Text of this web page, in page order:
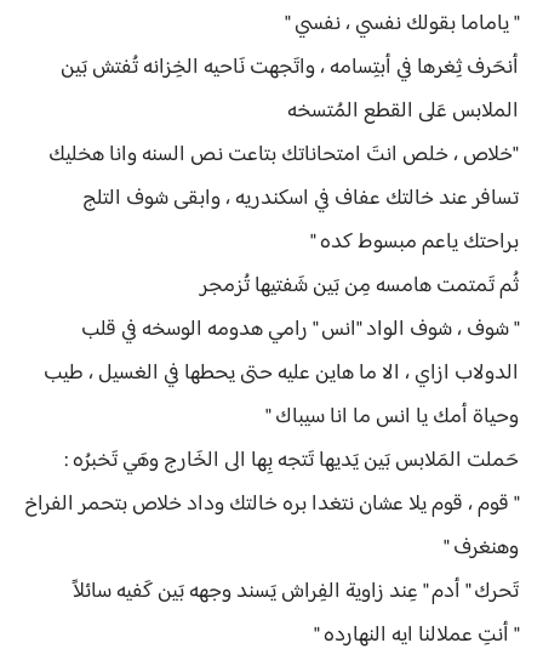
" ياماما بقولك نفسي ، نفسي "
أنحَرف ثِغرها في أبتِسامه ، واتَجهت نَاحيه الخِزانه تُفتش بَين
الملابس عَلى القطع المُتسخه
"خلاص ، خلص انتَ امتحاناتك بتاعت نص السنه وانا هخليك
تسافر عند خالتك عفاف في اسكندريه ، وابقى شوف التلج
براحتك ياعم مبسوط كده "
ثُم تَمتمت هامسه مِن بَين شَفتيها تُزمجر
" شوف ، شوف الواد "انس " رامي هدومه الوسخه في قلب
الدولاب ازاي ، الا ما هاين عليه حتى يحطها في الغسيل ، طيب
وحياة أمك يا انس ما انا سيباك "
حَملت المَلابس بَين يَديها تَتجه بِها الى الخَارج وهَي تَخبرُه :
" قوم ، قوم يلا عشان نتغدا بره خالتك وداد خلاص بتحمر الفراخ
وهنغرف "
تَحرك " أدم " عِند زاوية الفِراش يَسند وجهه بَين كَفيه سائلاً
" أنتِ عملالنا ايه النهارده "